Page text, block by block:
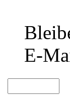
E-